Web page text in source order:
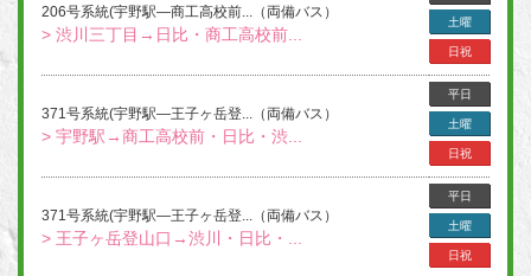
206号系統(宇野駅―商工高校前...（両備バス）
> 渋川三丁目→日比・商工高校前...
土曜
日祝
371号系統(宇野駅―王子ヶ岳登...（両備バス）
> 宇野駅→商工高校前・日比・渋...
平日
土曜
日祝
371号系統(宇野駅―王子ヶ岳登...（両備バス）
> 王子ヶ岳登山口→渋川・日比・...
平日
土曜
日祝